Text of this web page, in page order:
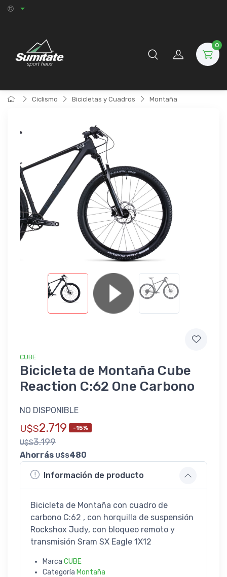
0
Ciclismo Bicicletas y Cuadros Montaña
CUBE
Bicicleta de Montaña Cube
Reaction C:62 One Carbono
NO DISPONIBLE
U$S2.719 -15%
U$S3.199
Ahorrás U$S480
Información de producto
Bicicleta de Montaña con cuadro de
carbono C:62 , con horquilla de suspensión
Rockshox Judy, con bloqueo remoto y
transmisión Sram SX Eagle 1X12
Marca CUBE
Categoría Montaña